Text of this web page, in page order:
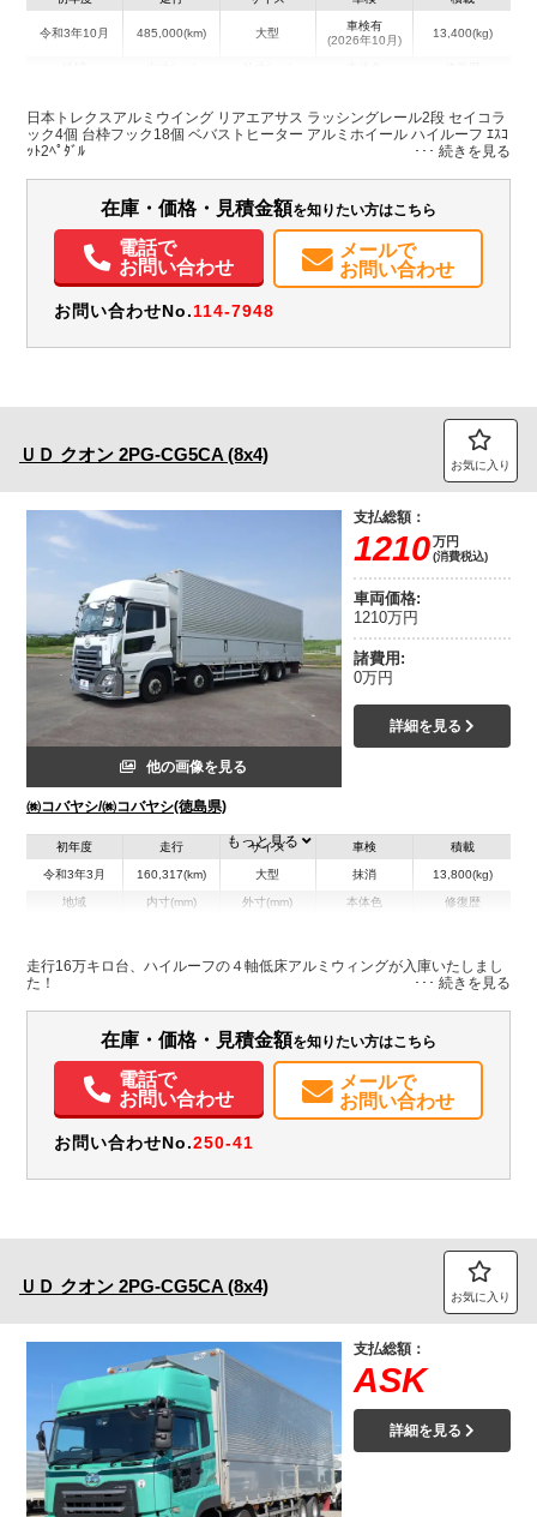
令和3年10月 485,000(km) 大型
車検有
(2026年10月)
13,400(kg)
北海道
W:2,340
H:2,650
W:2,490
H:3,800
パワステ パワーウィンドウ ABS エアバッグ バックモニター
日本トレクスアルミウイング リアエアサス ラッシングレール2段 セイコラ
ック4個 台枠フック18個 ベバストヒーター アルミホイール ハイルーフ ｴｽｺ
ｯﾄ2ﾍﾟﾀﾞﾙ
在庫・価格・見積金額を知りたい方はこちら
電話で
お問い合わせ
メールで
お問い合わせ
お問い合わせNo.114-7948
ＵＤ クオン 2PG-CG5CA (8x4) お気に入り
他の画像を見る
㈱コバヤシ/㈱コバヤシ(徳島県)
支払総額：
1210万円
(消費税込)
車両価格:
1210万円
諸費用:
0万円
詳細を見る
初年度
令和3年3月
走行
160,317(km)
サイズ
大型
車検
抹消
積載
13,800(kg)
地域 内寸(mm)
H:2,650
外寸(mm)
H:3,790
本体色 修復歴
パワステ パワーウィンドウ ABS エアバッグ
電動格納ミラー
ETC
Sリミッタ
もっと見る
走行16万キロ台、ハイルーフの４軸低床アルミウィングが入庫いたしまし
た！
在庫・価格・見積金額を知りたい方はこちら
電話で
お問い合わせ
メールで
お問い合わせ
お問い合わせNo.250-41
ＵＤ クオン 2PG-CG5CA (8x4) お気に入り
支払総額：
ASK
詳細を見る